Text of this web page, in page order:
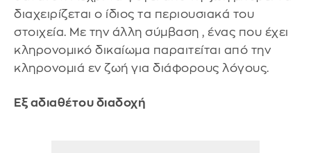
διαχειρίζεται ο ίδιος τα περιουσιακά του
στοιχεία. Με την άλλη σύμβαση , ένας που έχει
κληρονομικό δικαίωμα παραιτείται από την
κληρονομιά εν ζωή για διάφορους λόγους.
Εξ αδιαθέτου διαδοχή